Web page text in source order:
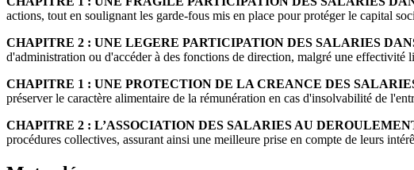
actions, tout en soulignant les garde-fous mis en place pour protéger le capital
CHAPITRE 2 : UNE LEGERE PARTICIPATION DES SALARIES
d'administration ou d'accéder à des fonctions de direction, malgré une effectivité
CHAPITRE 1 : UNE PROTECTION DE LA CREANCE DES
préserver le caractère alimentaire de la rémunération en cas d'insolvabilité de
CHAPITRE 2 : L’ASSOCIATION DES SALARIES AU
procédures collectives, assurant ainsi une meilleure prise en compte de leurs